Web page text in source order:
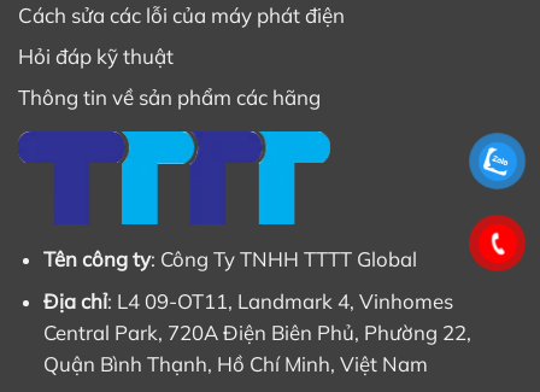
Cách sửa các lỗi của máy phát điện
Hỏi đáp kỹ thuật
Thông tin về sản phẩm các hãng
Tên công ty: Công Ty TNHH TTTT Global
Địa chỉ: L4 09-OT11, Landmark 4, Vinhomes
Central Park, 720A Điện Biên Phủ, Phường 22,
Quận Bình Thạnh, Hồ Chí Minh, Việt Nam